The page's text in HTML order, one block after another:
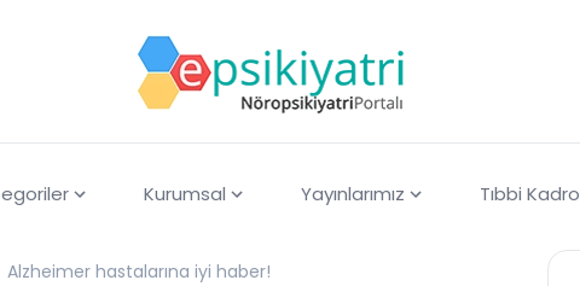
Kurumsal Yayınlarımız Tıbbi Kadro
Alzheimer hastalarına iyi haber!